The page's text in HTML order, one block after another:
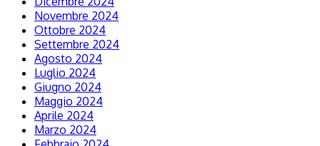
Novembre 2024
Ottobre 2024
Settembre 2024
Agosto 2024
Luglio 2024
Giugno 2024
Maggio 2024
Aprile 2024
Marzo 2024